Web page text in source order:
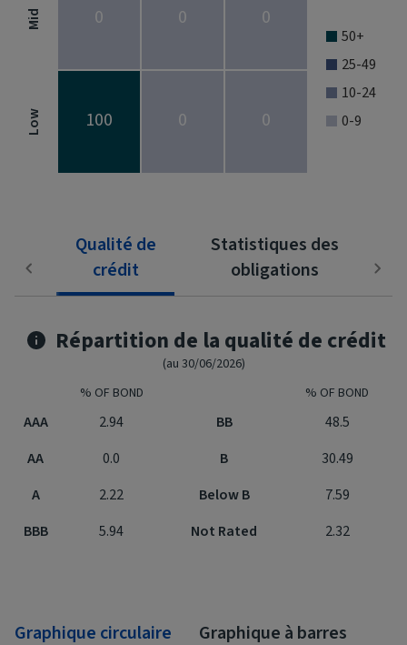
0 0 0
100 0 0
50+
25-49
10-24
0-9
Low
Mid
Qualité de
crédit
Statistiques des
obligations
Répartition de la qualité de crédit
(au 30/06/2026)
% OF BOND
% OF BOND
AAA 2.94 BB
48.5
AA
0.0 B
30.49
A
2.22 Below B
7.59
BBB
5.94 Not Rated 2.32
Graphique circulaire Graphique à barres